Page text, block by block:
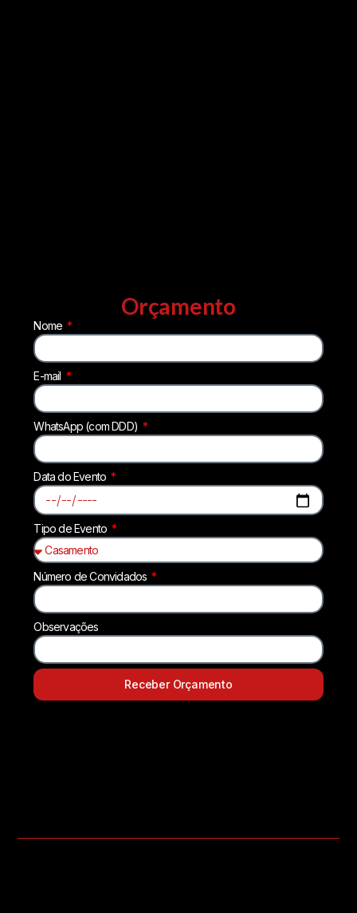
Orçamento
Nome
E-mail
WhatsApp (com DDD)
Data do Evento
Tipo de Evento
Número de Convidados
Observações
Receber Orçamento